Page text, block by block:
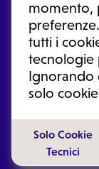
momento,
tutti i
tecnologie
Ignorando
solo
Solo Cookie
Tecnici
Condizioni